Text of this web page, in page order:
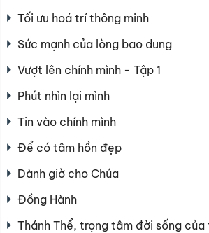
Tối ưu hoá trí thông minh
Sức mạnh của lòng bao dung
Vượt lên chính mình - Tập 1
Phút nhìn lại mình
Tin vào chính mình
Để có tâm hồn đẹp
Dành giờ cho Chúa
Đồng Hành
Thánh Thể, trọng tâm đời sống của